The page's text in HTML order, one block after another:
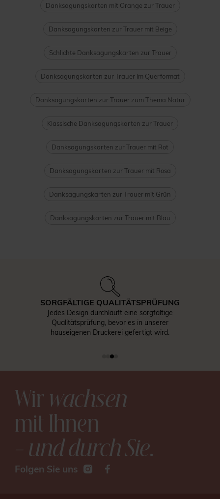
Danksagungskarten mit Orange zur Trauer
Danksagungskarten zur Trauer mit Beige
Schlichte Danksagungskarten zur Trauer
Danksagungskarten zur Trauer im Querformat
Danksagungskarten zur Trauer zum Thema Natur
Klassische Danksagungskarten zur Trauer
Danksagungskarten zur Trauer mit Rot
Danksagungskarten zur Trauer mit Rosa
Danksagungskarten zur Trauer mit Grün
Danksagungskarten zur Trauer mit Blau
SORGFÄLTIGE QUALITÄTSPRÜFUNG
Jedes Design durchläuft eine sorgfältige
Qualitätsprüfung, bevor es in unserer
hauseigenen Druckerei gefertigt wird.
Wirwachsen
mit Ihnen
– und durch Sie.
Folgen Sie uns